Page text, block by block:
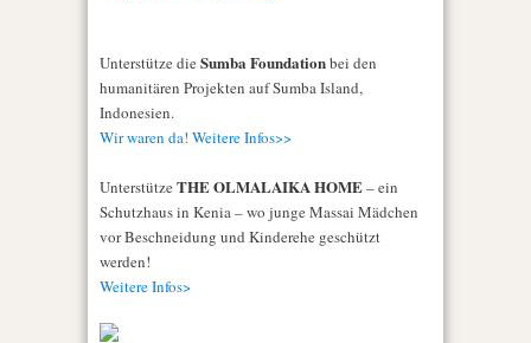
Unterstütze die Sumba Foundationbei den
humanitären Projekten auf Sumba Island,
Indonesien.
Wir waren da! Weitere Infos>>
Unterstütze THE OLMALAIKA HOME– ein
Schutzhaus in Kenia – wo junge Massai Mädchen
vor Beschneidung und Kinderehe geschützt
werden!
Weitere Infos>